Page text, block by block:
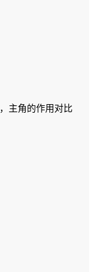
，主角的作用对比